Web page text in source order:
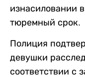
изнасиловании
тюремный срок.
Полиция
девушки
соответствии с